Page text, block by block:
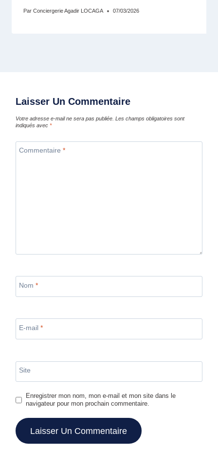
Par Conciergerie Agadir LOCAGA 07/03/2026
Laisser Un Commentaire
Votre adresse e-mail ne sera pas publiée. Les champs obligatoires sont
indiqués avec *
Commentaire *
Nom *
E-mail *
Site
Enregistrer mon nom, mon e-mail et mon site dans le
navigateur pour mon prochain commentaire.